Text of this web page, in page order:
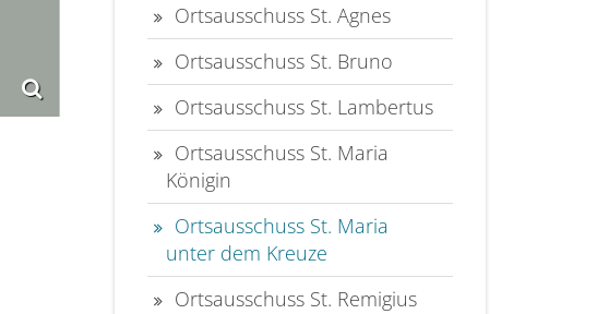
Ortsausschuss St. Agnes
Ortsausschuss St. Bruno
Ortsausschuss St. Lambertus
Ortsausschuss St. Maria
Königin
Ortsausschuss St. Maria
unter dem Kreuze
Ortsausschuss St. Remigius